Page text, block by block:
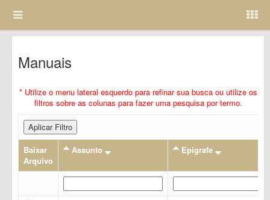
Manuais
* Utilize o menu lateral esquerdo para refinar sua busca ou utilize os
filtros sobre as colunas para fazer uma pesquisa por termo.
Aplicar Filtro
Baixar
Arquivo
Assunto Epigrafe